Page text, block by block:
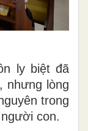
ly biệt đã
nhưng lòng
trong
con.